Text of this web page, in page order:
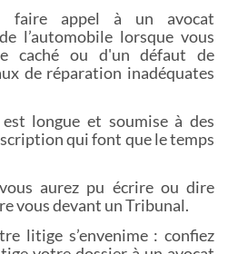
faire appel à un avocat
l’automobile lorsque vous
caché ou d'un défaut de
de réparation inadéquates
longue et soumise à des
qui font que le temps
aurez pu écrire ou dire
vous devant un Tribunal.
litige s’envenime : confiez